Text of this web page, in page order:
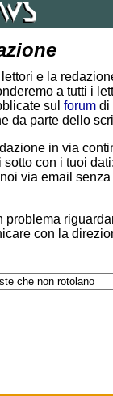
e la
a tutti i
sul forum di
da parte dello
in via
con i tuoi
via email senza
problema
con la